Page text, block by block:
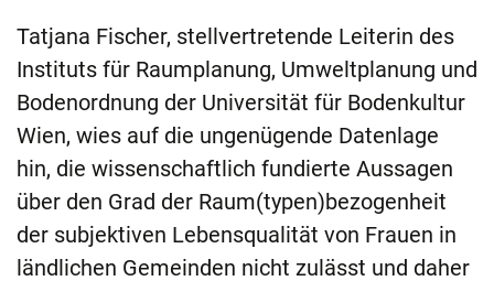
Tatjana Fischer, stellvertretende Leiterin des
Instituts für Raumplanung, Umweltplanung und
Bodenordnung der Universität für Bodenkultur
Wien, wies auf die ungenügende Datenlage
hin, die wissenschaftlich fundierte Aussagen
über den Grad der Raum(typen)bezogenheit
der subjektiven Lebensqualität von Frauen in
ländlichen Gemeinden nicht zulässt und daher